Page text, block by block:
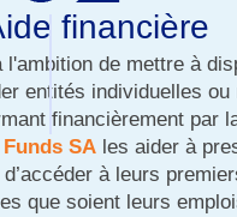
financière
de mettre à
entités individuelles ou
financièrement par
Funds SA les aider à
d’accéder à leurs
que soient leurs